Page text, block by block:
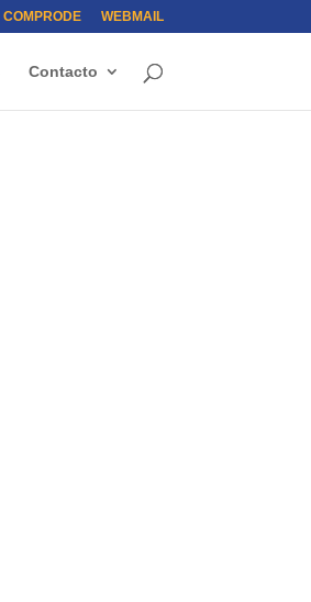
COMPRODE WEBMAIL
Contacto